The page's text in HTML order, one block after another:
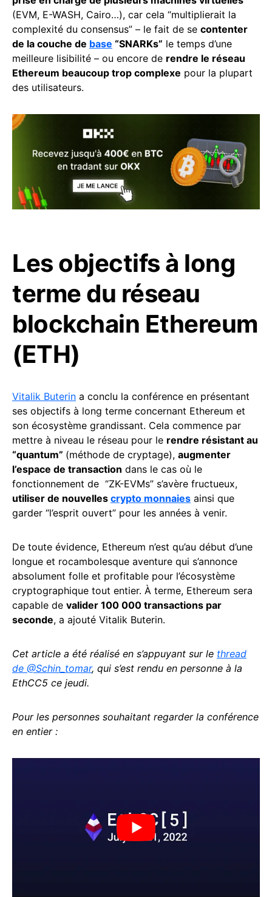
(EVM, E-WASH, Cairo…), car cela “multiplierait la
complexité du consensus” – le fait de se contenter
de la couche de base “SNARKs” le temps d’une
meilleure lisibilité – ou encore de rendre le réseau
Ethereum beaucoup trop complexe pour la plupart
des utilisateurs.
Les objectifs à long
terme du réseau
blockchain Ethereum
(ETH)
Vitalik Buterin a conclu la conférence en présentant
ses objectifs à long terme concernant Ethereum et
son écosystème grandissant. Cela commence par
mettre à niveau le réseau pour le rendre résistant au
“quantum” (méthode de cryptage), augmenter
l’espace de transaction dans le cas où le
fonctionnement de “ZK-EVMs” s’avère fructueux,
utiliser de nouvelles crypto monnaies ainsi que
garder “l’esprit ouvert” pour les années à venir.
De toute évidence, Ethereum n’est qu’au début d’une
longue et rocambolesque aventure qui s’annonce
absolument folle et profitable pour l’écosystème
cryptographique tout entier. À terme, Ethereum sera
capable de valider 100 000 transactions par
seconde, a ajouté Vitalik Buterin.
Cet article a été réalisé en s’appuyant sur le thread
de @Schin_tomar, qui s’est rendu en personne à la
EthCC5 ce jeudi.
Pour les personnes souhaitant regarder la conférence
en entier :